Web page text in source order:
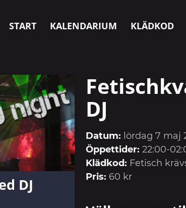
START KALENDARIUM KLÄDKOD
DJ
DJ
Datum: lördag 7 maj
Öppettider: 22:00-
Klädkod: Fetisch
Pris: 60 kr